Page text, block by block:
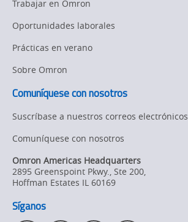
Trabajar en Omron
Oportunidades laborales
Prácticas en verano
Sobre Omron
Comuníquese con nosotros
Suscríbase a nuestros correos electrónicos
Comuníquese con nosotros
Omron Americas Headquarters
2895 Greenspoint Pkwy., Ste 200,
Hoffman Estates IL 60169
Síganos